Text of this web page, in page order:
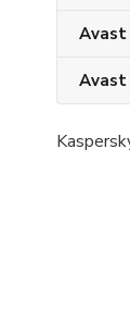
Avast
Avast